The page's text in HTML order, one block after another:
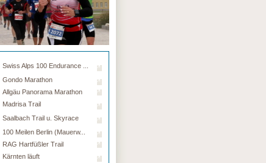
Swiss Alps 100 Endurance ...
Gondo Marathon
Allgäu Panorama Marathon
Madrisa Trail
Saalbach Trail u. Skyrace
100 Meilen Berlin (Mauerw...
RAG Hartfüßler Trail
Kärnten läuft